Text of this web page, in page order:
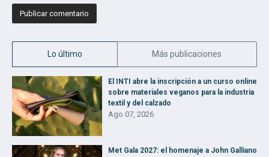
Lo último Más publicaciones
El INTI abre la inscripción a un curso online
sobre materiales veganos para la industria
textil y del calzado
Ago 07, 2026
Met Gala 2027: el homenaje a John Galliano